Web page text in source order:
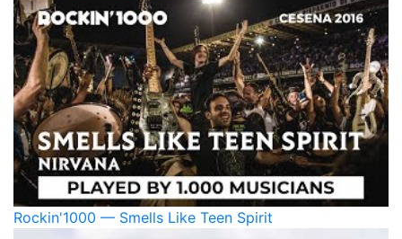
Rockin'1000 — Smells Like Teen Spirit